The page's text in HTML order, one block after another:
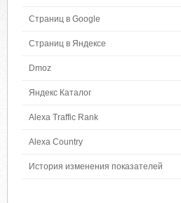
Страниц в Google
Страниц в Яндексе
Dmoz
Яндекс Каталог
Alexa Traffic Rank
Alexa Country
История изменения показателей